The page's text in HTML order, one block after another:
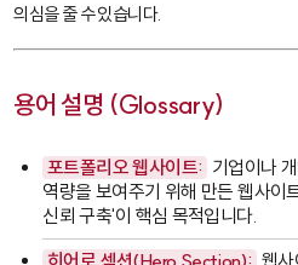
의심을 줄 수 있습니다.
용어 설명 (Glossary)
포트폴리오 웹사이트: 기업이나
역량을 보여주기 위해 만든 웹사이
신뢰 구축'이 핵심 목적입니다.
히어로 섹션(Hero Section): 웹